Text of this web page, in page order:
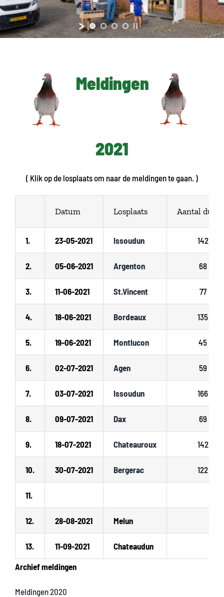
Meldingen
2021
( Klik op de losplaats om naar de meldingen te gaan. )
Datum Losplaats Aantal
1. 23-05-2021 Issoudun 142
2. 05-06-2021 Argenton 68
3. 11-06-2021 St.Vincent 77
4. 18-06-2021 Bordeaux 135
5. 19-06-2021 Montlucon 45
6. 02-07-2021 Agen 59
7. 03-07-2021 Issoudun 166
8. 09-07-2021 Dax 69
9. 18-07-2021 Chateauroux 142
10. 30-07-2021 Bergerac 122
11.
12. 28-08-2021 Melun
13. 11-09-2021 Chateaudun
Archief meldingen
Meldingen 2020